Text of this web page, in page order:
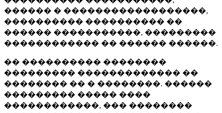
������ � ������������������,
���������� ���������� ��
������ �����������, ���������
������������ �� ������ ������.
�� ���������� ��������
��������� ������������� ��
�������� �� � ��������. ������
��������� ����� ����
������������, ��� ��������